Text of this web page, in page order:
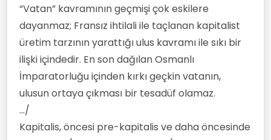
“Vatan” kavramının geçmişi çok eskilere
dayanmaz; Fransız ihtilali ile taçlanan kapitalist
üretim tarzının yarattığı ulus kavramı ile sıkı bir
ilişki içindedir. En son dağılan Osmanlı
İmparatorluğu içinden kırkı geçkin vatanın,
ulusun ortaya çıkması bir tesadüf olamaz.
.../
Kapitalis, öncesi pre-kapitalis ve daha öncesinde